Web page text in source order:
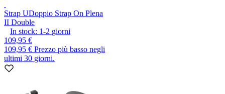
Strap UDoppio Strap On Plena
II Double
In stock: 1-2 giorni
109,95 €
109,95 € Prezzo più basso negli
ultimi 30 giorni.